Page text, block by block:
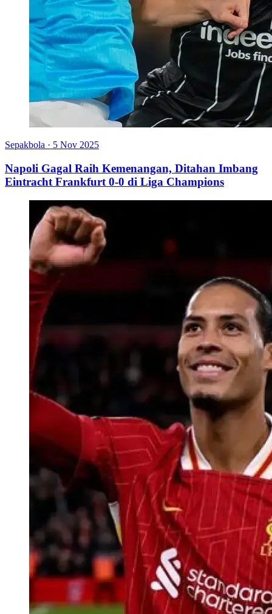
Sepakbola · 5 Nov 2025
Napoli Gagal Raih Kemenangan, Ditahan Imbang
Eintracht Frankfurt 0-0 di Liga Champions